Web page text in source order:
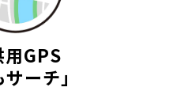
用GPS
サーチ」